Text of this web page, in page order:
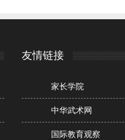
友情链接
家长学院
中华武术网
国际教育观察